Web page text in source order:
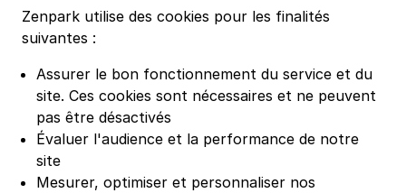
Parking Groupama Stadium
Parking Vélodrome
Parking Bercy
Parking La Défense Arena
Parking Les 4 temps
Parking Nation
Parking Porte de Versailles
Zenpark utilise des cookies pour les finalités
suivantes :
Assurer le bon fonctionnement du service et du
site. Ces cookies sont nécessaires et ne peuvent
pas être désactivés
Évaluer l'audience et la performance de notre
site
Mesurer, optimiser et personnaliser nos